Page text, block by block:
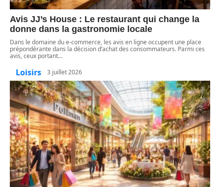
Avis JJ’s House : Le restaurant qui change la
donne dans la gastronomie locale
Dans le domaine du e-commerce, les avis en ligne occupent une place
prépondérante dans la décision d’achat des consommateurs. Parmi ces
avis, ceux portant…
Loisirs 3 juillet 2026